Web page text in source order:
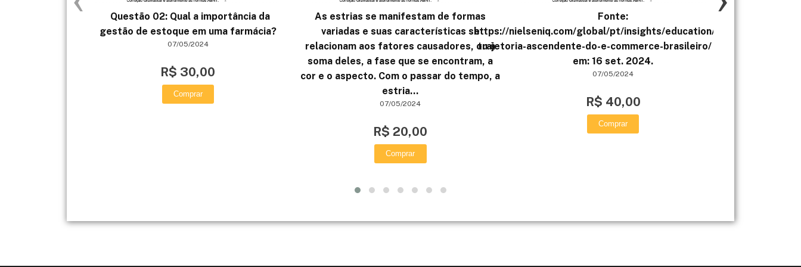
Questão 02: Qual a importância da
gestão de estoque em uma farmácia?
07/05/2024
R$ 30,00
Comprar
As estrias se manifestam de formas
variadas e suas características se
relacionam aos fatores causadores, ou à
soma deles, a fase que se encontram, a
cor e o aspecto. Com o passar do tempo, a
estria...
07/05/2024
R$ 20,00
Comprar
Fonte:
https://nielseniq.com/global/pt/insights/education/2024/a-
trajetoria-ascendente-do-e-commerce-brasileiro/ Acesso
em: 16 set. 2024.
07/05/2024
R$ 40,00
Comprar